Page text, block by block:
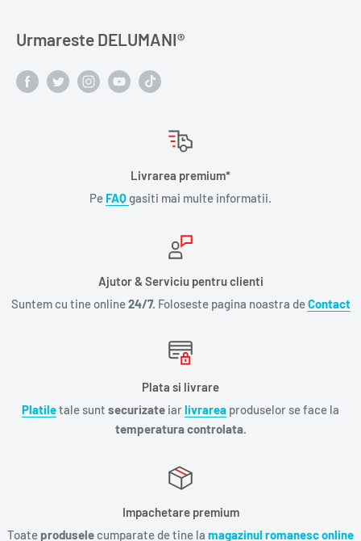
Urmareste DELUMANI®️
Livrarea premium*
Pe FAQgasiti mai multe informatii.
Ajutor & Serviciu pentru clienti
Suntem cu tine online24/7. Foloseste pagina noastra deContact
Plata si livrare
Platiletale sunt securizate iarlivrarea produselor se face la
temperatura controlata.
Impachetare premium
Toate produsele cumparate de tine la magazinul romanesc online